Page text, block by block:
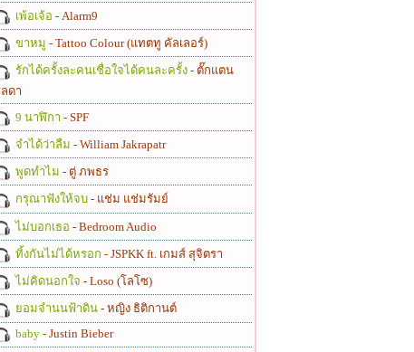
เพ้อเจ้อ - Alarm9
ขาหมู - Tattoo Colour (แทตทู คัลเลอร์)
รักได้ครั้งละคนเชื่อใจได้คนละครั้ง - ตั๊กแตน
ดา
9 นาฬิกา - SPF
จำได้ว่าลืม - William Jakrapatr
พูดทำไม - ตู่ ภพธร
กรุณาฟังให้จบ - แช่ม แช่มรัมย์
ไม่บอกเธอ - Bedroom Audio
ทิ้งกันไม่ได้หรอก - JSPKK ft. เกมส์ สุจิตรา
ไม่คิดนอกใจ - Loso (โลโซ)
ยอมจำนนฟ้าดิน - หญิง ธิติกานต์
baby - Justin Bieber